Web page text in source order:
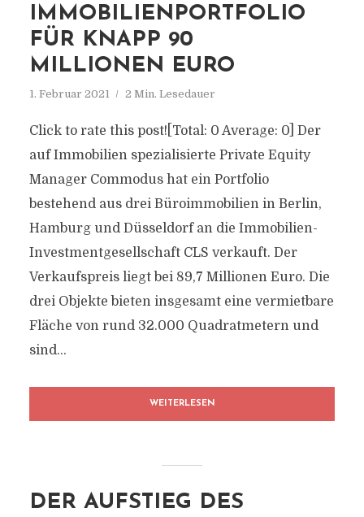
IMMOBILIENPORTFOLIO
FÜR KNAPP 90
MILLIONEN EURO
1. Februar 2021 2 Min. Lesedauer
Click to rate this post![Total: 0 Average: 0] Der
auf Immobilien spezialisierte Private Equity
Manager Commodus hat ein Portfolio
bestehend aus drei Büroimmobilien in Berlin,
Hamburg und Düsseldorf an die Immobilien-
Investmentgesellschaft CLS verkauft. Der
Verkaufspreis liegt bei 89,7 Millionen Euro. Die
drei Objekte bieten insgesamt eine vermietbare
Fläche von rund 32.000 Quadratmetern und
sind...
WEITERLESEN
DER AUFSTIEG DES